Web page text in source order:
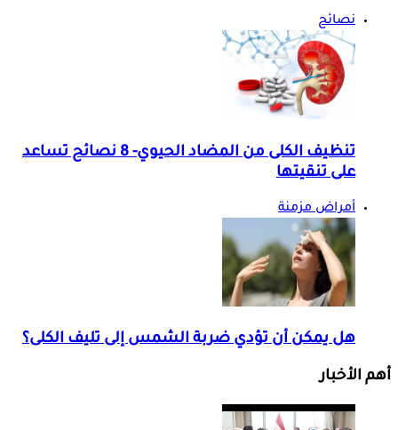
نصائح
تنظيف الكلى من المضاد الحيوي- 8 نصائح تساعد
على تنقيتها
أمراض مزمنة
هل يمكن أن تؤدي ضربة الشمس إلى تليف الكلى؟
أهم الأخبار